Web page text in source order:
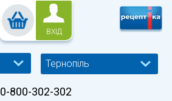
ВХІД
Тернопіль
0-800-302-302